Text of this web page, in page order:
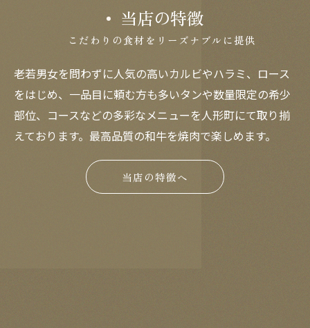
当店の特徴
こだわりの食材をリーズナブルに提供
老若男女を問わずに人気の高いカルビやハラミ、ロース
をはじめ、一品目に頼む方も多いタンや数量限定の希少
部位、コースなどの多彩なメニューを人形町にて取り揃
えております。最高品質の和牛を焼肉で楽しめます。
当店の特徴へ